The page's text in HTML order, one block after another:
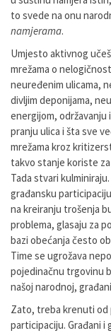
to svede na onu
namjerama.
Umjesto aktivnog
mrežama o
neuređenim ulicama,
divljim deponijama,
energijom,
pranju ulica i šta sve
mrežama kroz
takvo stanje koriste
Tada stvari
građansku
na kreiranju trošenja
problema, glasaju za
bazi obećanja često
Time se ugrožava
pojedinačnu trgovinu
našoj narodnoj, građani
Zato, treba krenuti od
participaciju. Građani